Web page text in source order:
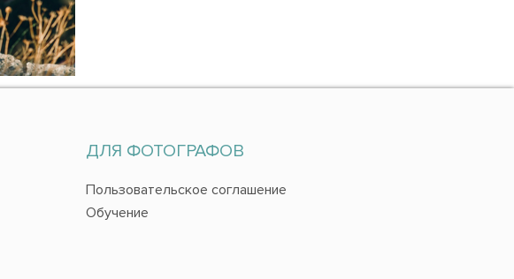
ДЛЯ ФОТОГРАФОВ
Пользовательское соглашение
Обучение